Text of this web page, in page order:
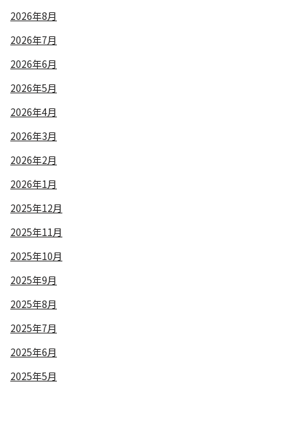
2026年8月
2026年7月
2026年6月
2026年5月
2026年4月
2026年3月
2026年2月
2026年1月
2025年12月
2025年11月
2025年10月
2025年9月
2025年8月
2025年7月
2025年6月
2025年5月